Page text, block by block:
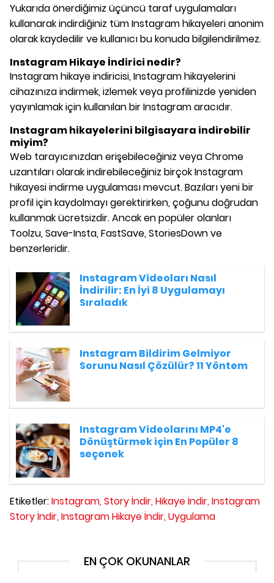
Yukarıda önerdiğimiz üçüncü taraf uygulamaları
kullanarak indirdiğiniz tüm Instagram hikayeleri anonim
olarak kaydedilir ve kullanıcı bu konuda bilgilendirilmez.
Instagram Hikaye İndirici nedir?
Instagram hikaye indiricisi, Instagram hikayelerini
cihazınıza indirmek, izlemek veya profilinizde yeniden
yayınlamak için kullanılan bir Instagram aracıdır.
Instagram hikayelerini bilgisayara indirebilir
miyim?
Web tarayıcınızdan erişebileceğiniz veya Chrome
uzantıları olarak indirebileceğiniz birçok Instagram
hikayesi indirme uygulaması mevcut. Bazıları yeni bir
profil için kaydolmayı gerektirirken, çoğunu doğrudan
kullanmak ücretsizdir. Ancak en popüler olanları
Toolzu, Save-Insta, FastSave, StoriesDown ve
benzerleridir.
Instagram Videoları Nasıl
İndirilir: En İyi 8 Uygulamayı
Sıraladık
Instagram Bildirim Gelmiyor
Sorunu Nasıl Çözülür? 11 Yöntem
Instagram Videolarını MP4'e
Dönüştürmek için En Popüler 8
seçenek
Etiketler:Instagram, Story İndir, Hikaye İndir, Instagram
Story İndir, Instagram Hikaye İndir, Uygulama
EN ÇOK OKUNANLAR